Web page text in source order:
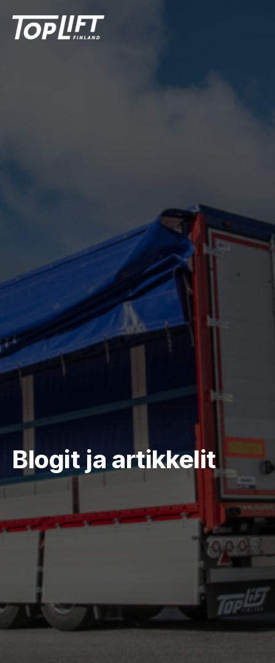
Blogit ja artikkelit